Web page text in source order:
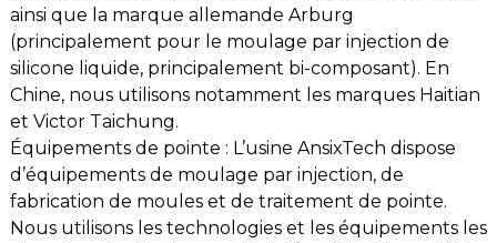
ainsi que la marque allemande Arburg
(principalement pour le moulage par injection de
silicone liquide, principalement bi-composant). En
Chine, nous utilisons notamment les marques Haitian
et Victor Taichung.
Équipements de pointe : L’usine AnsixTech dispose
d’équipements de moulage par injection, de
fabrication de moules et de traitement de pointe.
Nous utilisons les technologies et les équipements les